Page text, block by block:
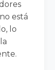
está
lo